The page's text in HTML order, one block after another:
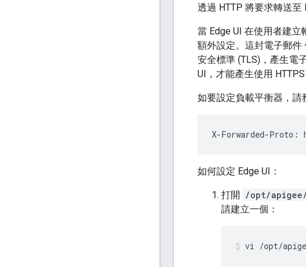
透過 HTTP 將要求轉送至
當 Edge UI 在使用者建
額外設定。這封電子郵件
安全標準 (TLS)，產生電
UI，才能產生使用 HTTPS
如要設定負載平衡器，請
X-Forwarded-Proto:
如何設定 Edge UI：
打開 /opt/
請建立一個：
vi /opt/